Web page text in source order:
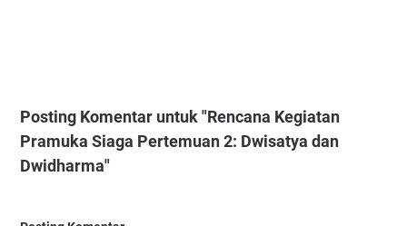
Posting Komentar untuk "Rencana Kegiatan
Pramuka Siaga Pertemuan 2: Dwisatya dan
Dwidharma"